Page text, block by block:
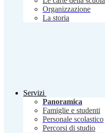
Organizzazione
La storia
Servizi
Panoramica
Famiglie e studenti
Personale scolastico
Percorsi di studio